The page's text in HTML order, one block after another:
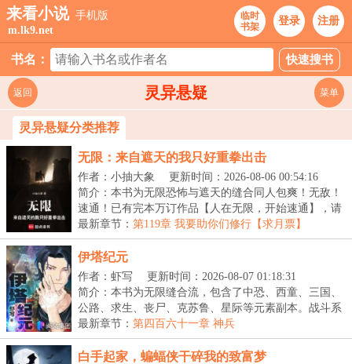
来看小说 手机版
m.lk9.net
临时
书架
登录 注册
书名：
灵异悬疑
返回 菜单
灵异悬疑分类推荐
无限：来自遮天的我只好重拳出击
作者：小抽大象
更新时间：2026-08-06 00:54:16
简介：本书为无限恐怖与遮天的缝合同人包爽！无敌！
速通！已有完本万订作品【人在无限，开始速通】，请
放...
最新章节： 第119章 我要助你们修行【求月票】
伊塔纪元
作者：虾写
更新时间：2026-08-07 01:18:31
简介：本书为无限缝合流，包含了中恐、西童、三国、
公路、求生、丧尸、克苏鲁、星际等元素副本。战斗系
统...
最新章节： 第四百六十一章 神兵
白手起家，蝙蝠侠干碎我的致富梦